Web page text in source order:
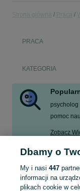
PRACA
KATEGORIA
psycholog
pomoc
Zobacz
Poznań to stolica
Przegląd
Poznań ma ponad 540
Mapa kategorii
Dbamy o
My i nasi 447
informacji na
plikach cookie w